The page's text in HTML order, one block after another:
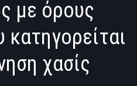
με όρους
χασίς